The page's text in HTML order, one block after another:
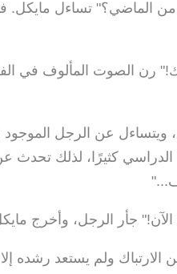
تساءل مايكل.
رن الصوت المألوف في
ويتساءل عن الرجل
كثيرًا، لذلك
جأر الرجل، وأخرج
ولم يستعد رشده